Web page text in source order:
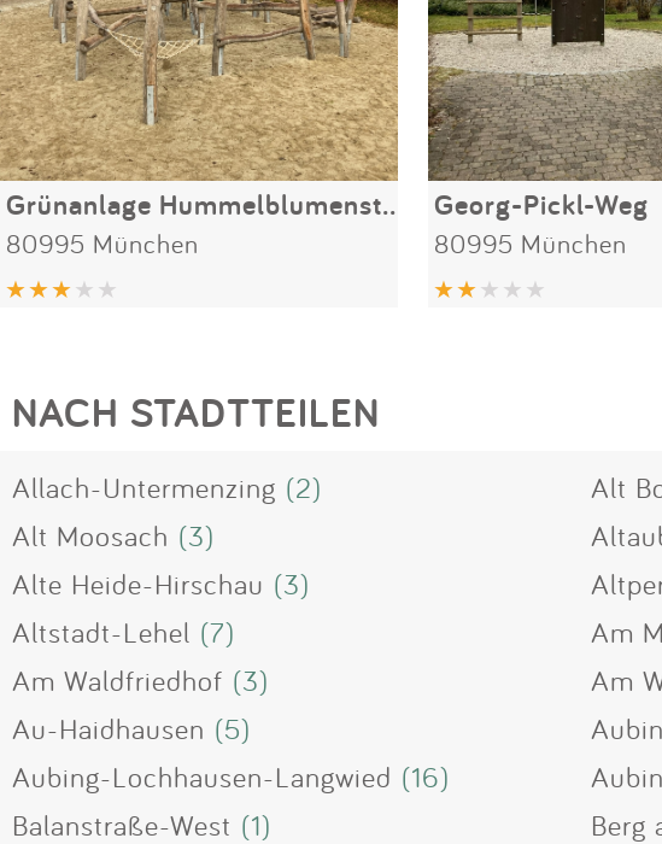
Grünanlage Hummelblumenstraße / Tollkirschenweg
80995 München
Georg-Pickl-Weg
80995 München
NACH STADTTEILEN
Allach-Untermenzing (2) Alt
Alt Moosach (3)
Alte Heide-Hirschau (3)
Altstadt-Lehel (7) Am
Am Waldfriedhof (3) Am
Au-Haidhausen (5)
Aubing-Lochhausen-Langwied (16)
Balanstraße-West (1) Berg